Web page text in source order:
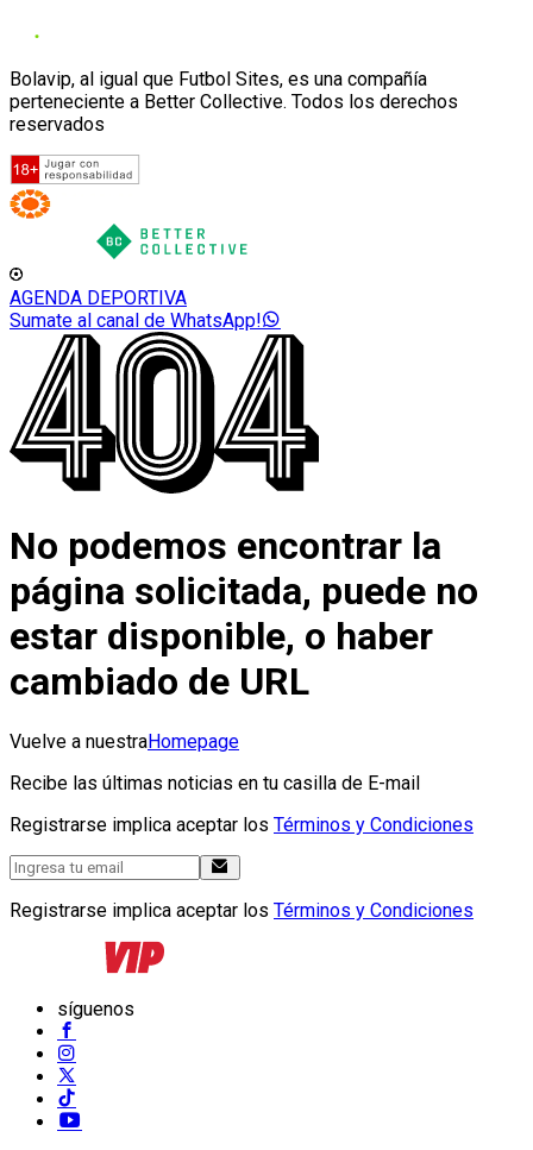
Bolavip, al igual que Futbol Sites, es una compañía
perteneciente a Better Collective. Todos los derechos
reservados
AGENDA DEPORTIVA
Sumate al canal de WhatsApp!
No podemos encontrar la
página solicitada, puede no
estar disponible, o haber
cambiado de URL
Vuelve a nuestraHomepage
Recibe las últimas noticias en tu casilla de E-mail
Registrarse implica aceptar los Términos y Condiciones
Registrarse implica aceptar los Términos y Condiciones
síguenos